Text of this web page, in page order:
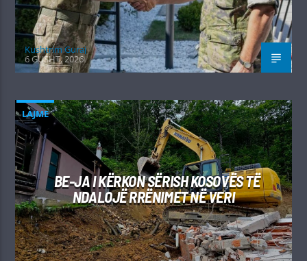
Kushtrim Guraj
6 GUSHT, 2026
LAJME
BE-JA I KËRKON SËRISH KOSOVËS TË
NDALOJË RRËNIMET NË VERI